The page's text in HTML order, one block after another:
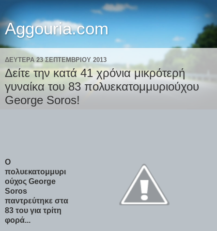
Aggouria.com
ΔΕΥΤΈΡΑ 23 ΣΕΠΤΕΜΒΡΊΟΥ 2013
Δείτε την κατά 41 χρόνια μικρότερή
γυναίκα του 83 πολυεκατομμυριούχου
George Soros!
Ο
πολυεκατομμυρι
ούχος George
Soros
παντρεύτηκε στα
83 του για τρίτη
φορά...